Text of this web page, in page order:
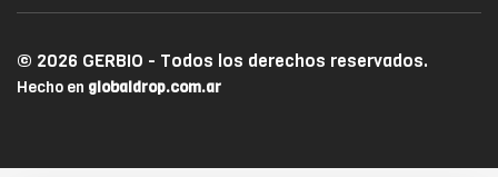
© 2026 GERBIO - Todos los derechos reservados.
Hecho en globaldrop.com.ar